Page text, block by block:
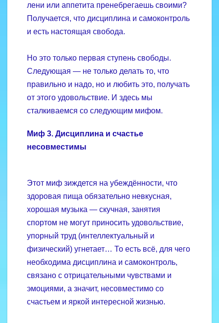
лени или аппетита пренебрегаешь своими?
Получается, что дисциплина и самоконтроль
и есть настоящая свобода.
Но это только первая ступень свободы.
Следующая — не только делать то, что
правильно и надо, но и любить это, получать
от этого удовольствие. И здесь мы
сталкиваемся со следующим мифом.
Миф 3. Дисциплина и счастье
несовместимы
Этот миф зиждется на убеждённости, что
здоровая пища обязательно невкусная,
хорошая музыка — скучная, занятия
спортом не могут приносить удовольствие,
упорный труд (интеллектуальный и
физический) угнетает… То есть всё, для чего
необходима дисциплина и самоконтроль,
связано с отрицательными чувствами и
эмоциями, а значит, несовместимо со
счастьем и яркой интересной жизнью.